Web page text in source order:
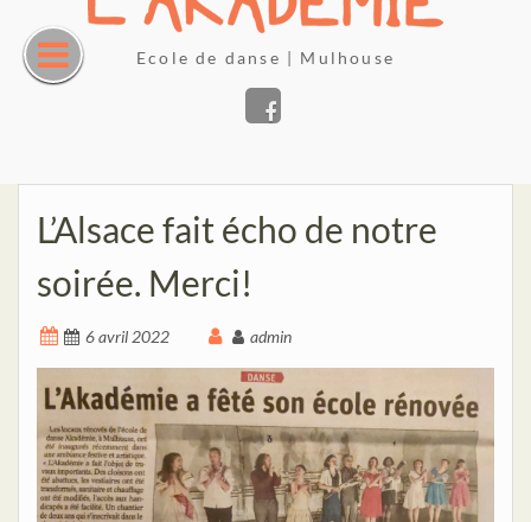
content
Ecole de danse | Mulhouse
L’Alsace fait écho de notre
soirée. Merci!
6 avril 2022 admin